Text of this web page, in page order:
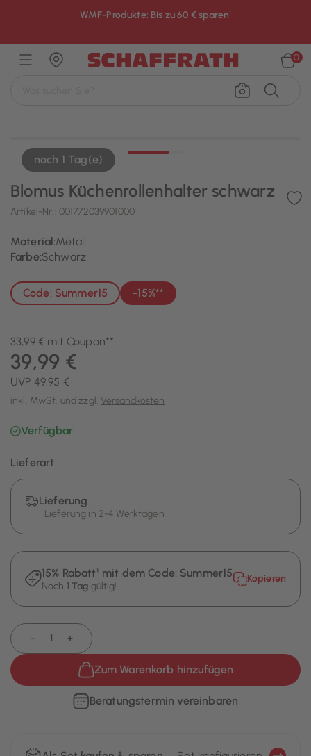
WMF-Produkte: Bis zu 60 € sparen¹
0
noch 1 Tag(e)
Blomus Küchenrollenhalter schwarz
Artikel-Nr.: 001772039901000
Material:Metall
Farbe:Schwarz
Code: Summer15 -15%**
33,99 € mit Coupon**
UVP 49,95 €
39,99 €
inkl. MwSt. und zzgl. Versandkosten
Verfügbar
Lieferart
Lieferung
Lieferung in 2-4 Werktagen
15% Rabatt¹ mit dem Code: Summer15
Noch 1 Tag gültig!
Kopieren
+
Zum Warenkorb hinzufügen
Beratungstermin vereinbaren